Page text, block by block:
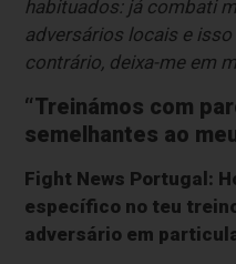
habituados: já combati
adversários locais e
contrário, deixa-me em
“Treinámos com
semelhantes ao
Fight News Portugal:
específico no teu
adversário em